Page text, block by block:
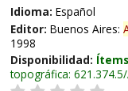
Idioma: Español
Editor: Buenos Aires:
1998
Disponibilidad:
topográfica: